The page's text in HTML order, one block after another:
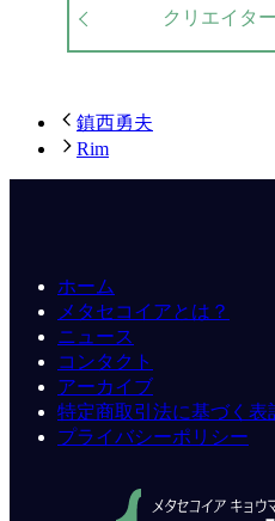
クリエイタ
鎮西勇夫
Rim
ホーム
メタセコイアとは？
ニュース
コンタクト
アーカイブ
特定商取引法に基づく表
プライバシーポリシー